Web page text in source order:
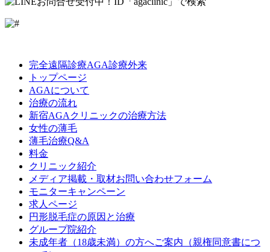
完全遠隔診療AGA診療外来
トップページ
AGAについて
治療の流れ
新宿AGAクリニックの治療方法
女性の薄毛
薄毛治療Q&A
料金
クリニック紹介
メディア掲載・取材お問い合わせフォーム
モニターキャンペーン
求人ページ
円形脱毛症の原因と治療
グループ院紹介
未成年者（18歳未満）の方へご案内（親権同意書につ